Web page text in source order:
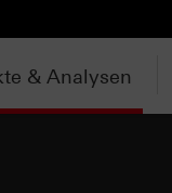
& Analysen